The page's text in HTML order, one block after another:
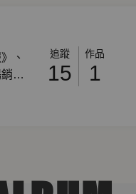
、
作
追蹤
15
作品
1